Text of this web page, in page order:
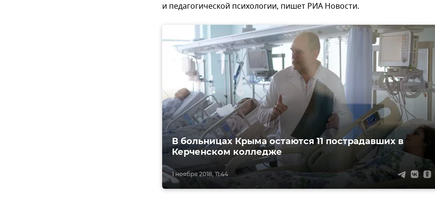
и педагогической психологии, пишет РИА Новости.
1 ноября 2018, 11:44
В больницах Крыма остаются 11 пострадавших в
Керченском колледже